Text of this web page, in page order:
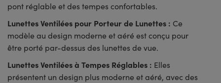
pont réglable et des tempes confortables.
Lunettes Ventilées pour Porteur de Lunettes : Ce
modèle au design moderne et aéré est conçu pour
être porté par-dessus des lunettes de vue.
Lunettes Ventilées à Tempes Réglables : Elles
présentent un design plus moderne et aéré, avec des